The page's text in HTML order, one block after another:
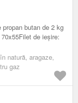
butan de 2 kg
de ieșire:
natură, aragaze,
gaz